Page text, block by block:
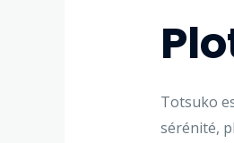
Totsuko
sérénité,